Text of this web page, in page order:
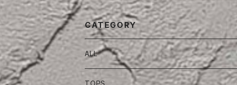
CATEGORY
ALL